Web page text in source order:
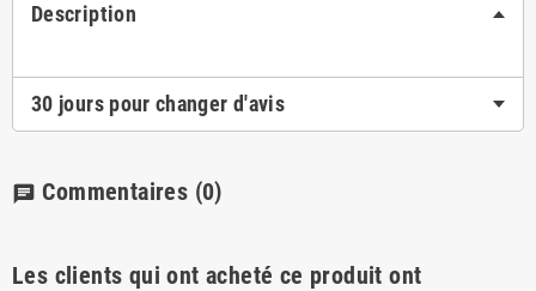
Description
30 jours pour changer d'avis
chat Commentaires (0)
Les clients qui ont acheté ce produit ont